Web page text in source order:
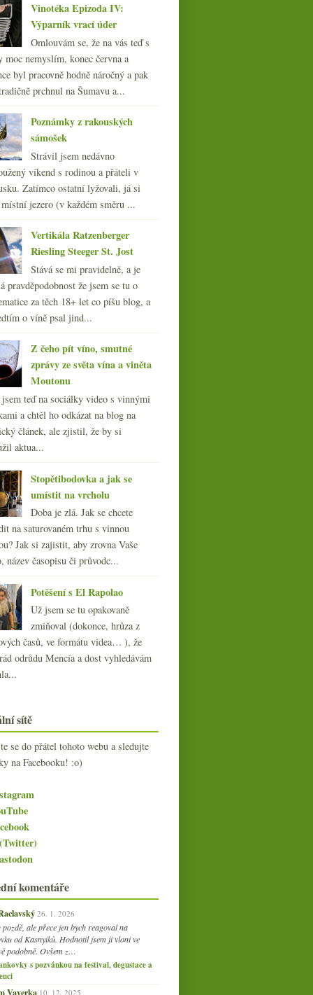
Vinotéka Epizoda IV:
Výparník vrací úder
Omlouvám se, že na vás teď s
moc nemyslím, konec června a
byl pracovně hodně náročný a pak
prchnul na Šumavu a...
Poznámky z rakouských
sámošek
Strávil jsem nedávno
víkend s rodinou a přáteli v
Zatímco ostatní lyžovali, já si
jezero (v každém směru ...
Vertikála Ratzenberger
Riesling Steeger St. Jost
Stává se mi pravidelně, a je
pravděpodobnost že jsem se tu o
za těch 18+ let co píšu blog, a
o víně psal jind...
Z čeho pít víno, smutné
zprávy ze světa vína a viněta
Moutonu
teď na sociálky video s vinnými
a chtěl ho odkázat na blog na
článek, ale zjistil, že by si
aktua...
Stopětibodovka a jak se
umístit na vrcholu
Doba je zlá. Jak se chcete
na saturovaném trhu s vinnou
Jak si zajistit, aby zrovna Vaše
název časopisu či průvodc...
Potěšení s El Rapolao
Už jsem se tu opakovaně
zmiňoval (dokonce, hrůza z
časů, ve formátu videa… ), že
odrůdu Mencía a dost vyhledávám
sítě
se do přátel tohoto webu a sledujte
na Facebooku! :o)
komentáře
26. 1. 2026
ale přece jen bych reagoval na
od Kasnyiků. Hodnotil jsem ji vloni ve
podobně. Ovšem z…
s pozvánkou na festival, degustace a
Vaverka 10. 12. 2025